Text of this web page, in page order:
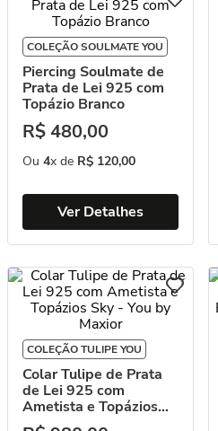
COLEÇÃO SOULMATE YOU
Piercing Soulmate de
Prata de Lei 925 com
Topázio Branco
R$480,00
Ou 4x de R$ 120,00
Ver Detalhes
COLEÇÃO TULIPE YOU
Colar Tulipe de Prata
de Lei 925 com
Ametista e Topázios
Sky - You by Maxior